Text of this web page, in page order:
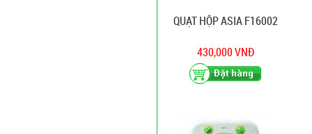
QUẠT HỘP ASIA F16002
430,000 VNĐ